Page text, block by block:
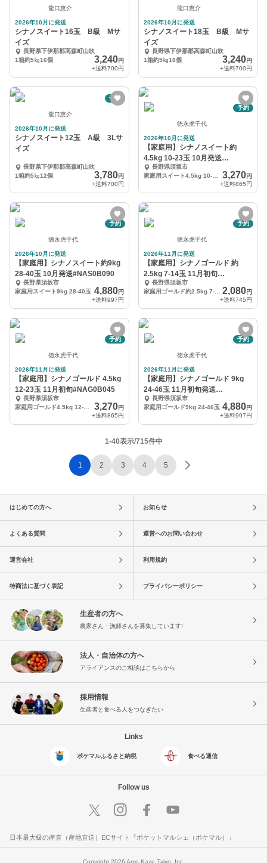
龍口恵介
2026年10月に発送
シナノスイート16玉 B級 Mサ
イズ
長野県下伊那郡高森町山吹
1箱約5㎏16個
3,240円
+送料700円
龍口恵介
2026年10月に発送
シナノスイート18玉 B級 Mサ
イズ
長野県下伊那郡高森町山吹
1箱約5㎏18個
3,240円
+送料700円
予約
龍口恵介
2026年10月に発送
シナノスイート12玉 A級 3Lサ
イズ
長野県下伊那郡高森町山吹
1箱約5㎏12個
3,780円
+送料700円
予約
徳永虎千代
2026年10月に発送
【家庭用】シナノスイート約
4.5kg 10-23玉 10月発送
#NAS0B045
長野県須坂市
家庭用スイート4.5kg 10-23玉
3,270円
+送料865円
予約
徳永虎千代
2026年10月に発送
【家庭用】シナノスイート約9kg
28-40玉 10月発送#NAS0B090
長野県須坂市
家庭用スイート9kg 28-40玉 4,880円
+送料997円
予約
徳永虎千代
2026年11月に発送
【家庭用】シナノゴールド 約
2.5kg 7-14玉 11月初旬
#NAG0B025
長野県須坂市
家庭用ゴールド約2.5kg 7-14玉
2,080円
+送料745円
予約
徳永虎千代
2026年11月に発送
【家庭用】シナノゴールド 4.5kg
12-23玉 11月初旬#NAG0B045
長野県須坂市
3,270円
+送料865円
予約
徳永虎千代
2026年11月に発送
【家庭用】シナノゴールド 9kg
24-46玉 11月初旬発送
#NAG0B045
長野県須坂市
家庭用ゴールド9kg 24-46玉 4,880円
+送料997円
1-40表示/715件中
1 2 3 4 5
はじめての方へ お知らせ
よくある質問 運営へのお問い合わせ
運営会社 利用規約
特商法に基づく表記 プライバシーポリシー
生産者の方へ
農家さん・漁師さんを募集しています!
法人・自治体の方へ
アライアンスのご相談はこちらから
採用情報
生産者と食べる人をつなぎたい
Links
ポケマルふるさと納税 食べる通信
Follow us
日本最大級の産直（産地直送）ECサイト『ポケットマルシェ（ポケマル）』
Copyright 2026 Ame Kaze Taiyo, Inc.